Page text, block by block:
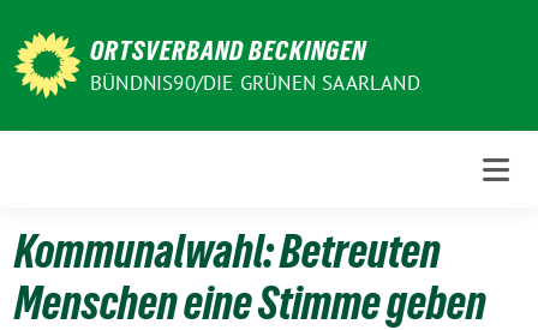
zum
Inhalt
ORTSVERBAND BECKINGEN
BÜNDNIS90/DIE GRÜNEN SAARLAND
Kommunalwahl: Betreuten
Menschen eine Stimme geben